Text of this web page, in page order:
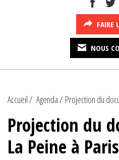
FAIRE
NOUS
Accueil Agenda Projection du
Projection du
La Peine à Paris